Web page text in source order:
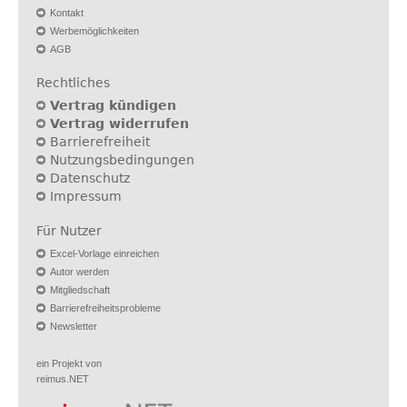
Kontakt
Werbemöglichkeiten
AGB
Rechtliches
Vertrag kündigen
Vertrag widerrufen
Barrierefreiheit
Nutzungsbedingungen
Datenschutz
Impressum
Für Nutzer
Excel-Vorlage einreichen
Autor werden
Mitgliedschaft
Barrierefreiheitsprobleme
Newsletter
ein Projekt von
reimus.NET